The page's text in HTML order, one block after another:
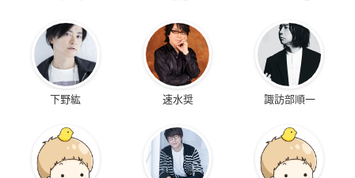
下野紘 速水奨 諏訪部順一